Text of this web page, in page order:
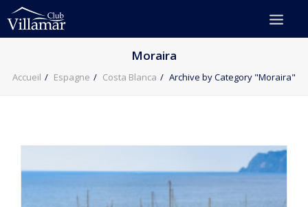
Moraira
Accueil Espagne Costa Blanca Archive by Category "Moraira"